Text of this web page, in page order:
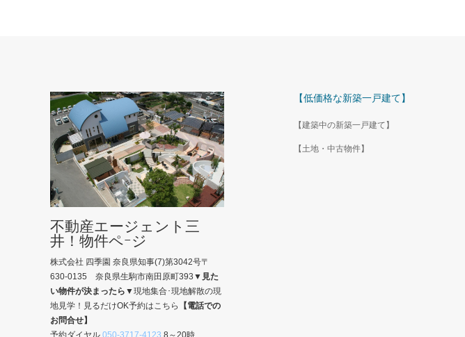
【低価格な新築一戸建て】
【建築中の新築一戸建て】
【土地・中古物件】
不動産エージェント三
井！物件ペｰジ
株式会社 四季園 奈良県知事(7)第3042号〒
630-0135 奈良県生駒市南田原町393 ▼見た
い物件が決まったら▼現地集合･現地解散の現
地見学！見るだけOK予約はこちら
【電話での
お問合せ】